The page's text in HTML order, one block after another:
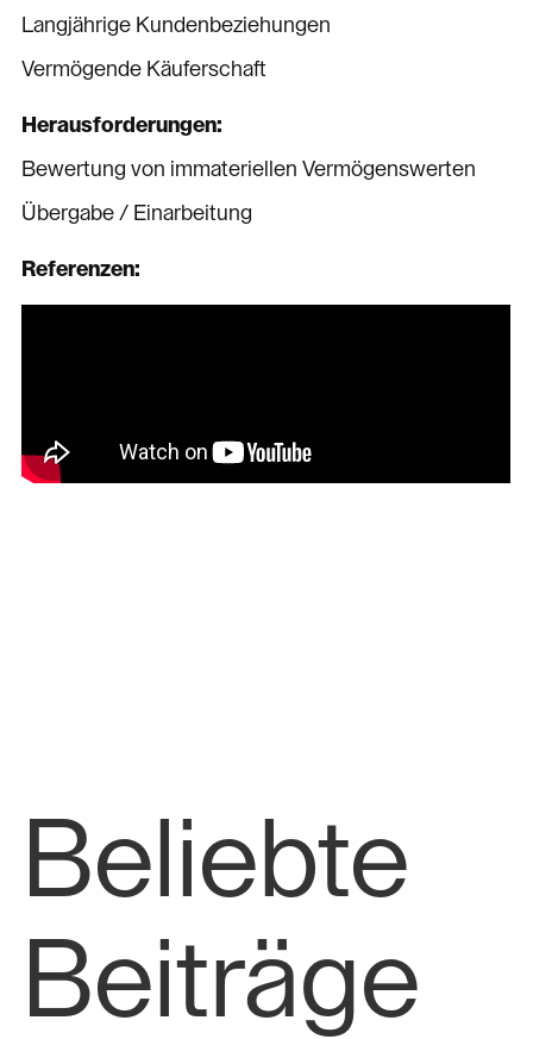
Langjährige Kundenbeziehungen
Vermögende Käuferschaft
Herausforderungen:
Bewertung von immateriellen Vermögenswerten
Übergabe / Einarbeitung
Referenzen:
Beliebte
Beiträge